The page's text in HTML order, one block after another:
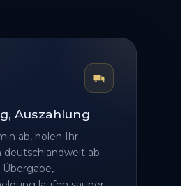
Auszahlung
ab, holen Ihr
deutschlandweit ab
Übergabe,